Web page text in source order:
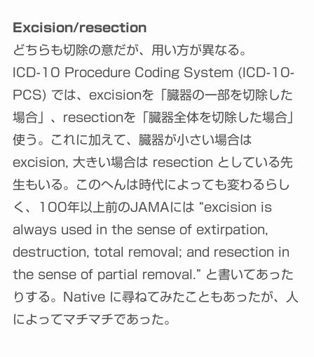
Excision/resection
どちらも切除の意だが、用い方が異なる。
ICD-10 Procedure Coding System (ICD-10-
PCS) では、excisionを「臓器の一部を切除した
場合」、resectionを「臓器全体を切除した場合」
使う。これに加えて、臓器が小さい場合は
excision, 大きい場合は resection としている先
生もいる。このへんは時代によっても変わるらし
く、100年以上前のJAMAには “excision is
always used in the sense of extirpation,
destruction, total removal; and resection in
the sense of partial removal.” と書いてあった
りする。Native に尋ねてみたこともあったが、人
によってマチマチであった。